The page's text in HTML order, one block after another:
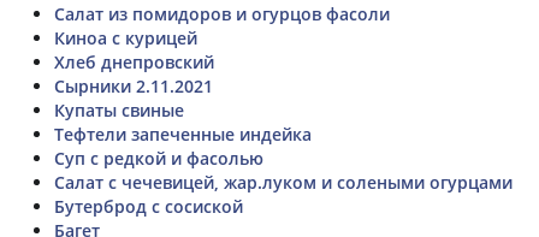
Салат из помидоров и огурцов фасоли
Киноа с курицей
Хлеб днепровский
Сырники 2.11.2021
Купаты свиные
Тефтели запеченные индейка
Суп с редкой и фасолью
Салат с чечевицей, жар.луком и солеными огурцами
Бутерброд с сосиской
Багет